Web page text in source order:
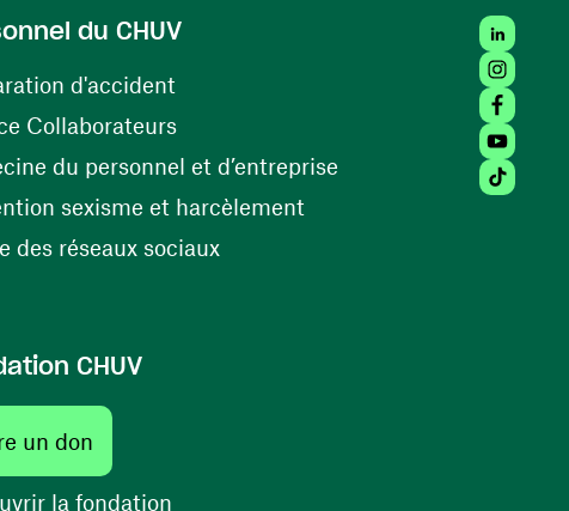
du CHUV
d'accident(ouvre une nouvelle fenêtre)
Collaborateurs(ouvre une nouvelle fenêtre)
du personnel et d’entreprise(ouvre une nouvelle
sexisme et harcèlement(ouvre une nouvelle
des réseaux sociaux(ouvre une nouvelle fenêtre)
CHUV
un don(ouvre une nouvelle fenêtre)
la fondation(ouvre une nouvelle fenêtre)
Tiktok